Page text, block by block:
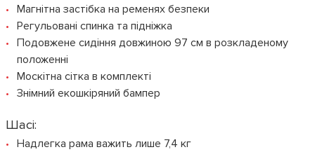
Магнітна застібка на ременях безпеки
Регульовані спинка та підніжка
Подовжене сидіння довжиною 97 см в розкладеному
положенні
Москітна сітка в комплекті
Знімний екошкіряний бампер
Шасі:
Надлегка рама важить лише 7,4 кг